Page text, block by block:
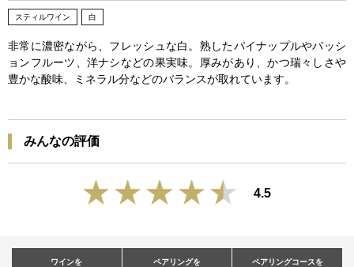
スティルワイン 白
非常に濃密ながら、フレッシュな白。熟したパイナップルやパッシ
ョンフルーツ、洋ナシなどの果実味。厚みがあり、かつ瑞々しさや
豊かな酸味、ミネラル分などのバランスが取れています。
みんなの評価
4.5
ワインを
ペアリングを
ペアリングコースを